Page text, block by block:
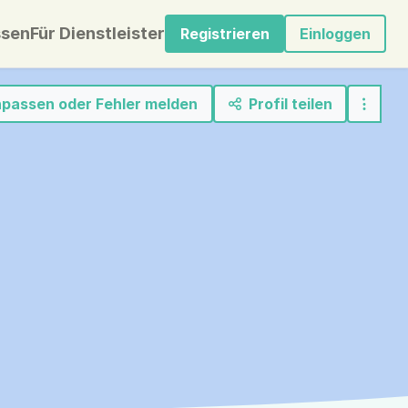
Für Dienstleister Registrieren Einloggen
oder Fehler melden Profil teilen